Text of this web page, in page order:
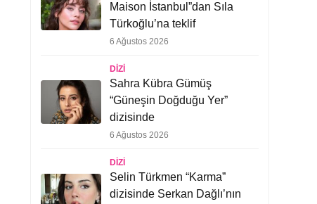
Maison İstanbul”dan Sıla
Türkoğlu’na teklif
6 Ağustos 2026
DIZI
Sahra Kübra Gümüş
“Güneşin Doğduğu Yer”
dizisinde
6 Ağustos 2026
DIZI
Selin Türkmen “Karma”
dizisinde Serkan Dağlı’nın